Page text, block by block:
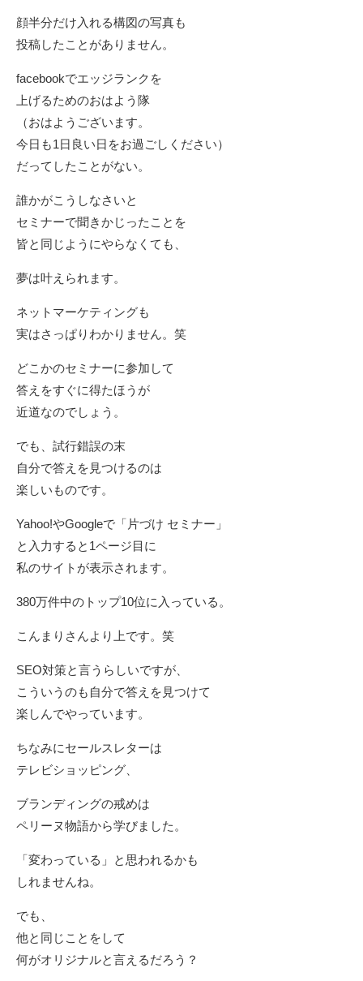
顔半分だけ入れる構図の写真も
投稿したことがありません。
facebookでエッジランクを
上げるためのおはよう隊
（おはようございます。
今日も1日良い日をお過ごしください）
だってしたことがない。
誰かがこうしなさいと
セミナーで聞きかじったことを
皆と同じようにやらなくても、
夢は叶えられます。
ネットマーケティングも
実はさっぱりわかりません。笑
どこかのセミナーに参加して
答えをすぐに得たほうが
近道なのでしょう。
でも、試行錯誤の末
自分で答えを見つけるのは
楽しいものです。
Yahoo!やGoogleで「片づけ セミナー」
と入力すると1ページ目に
私のサイトが表示されます。
380万件中のトップ10位に入っている。
こんまりさんより上です。笑
SEO対策と言うらしいですが、
こういうのも自分で答えを見つけて
楽しんでやっています。
ちなみにセールスレターは
テレビショッピング、
ブランディングの戒めは
ペリーヌ物語から学びました。
「変わっている」と思われるかも
しれませんね。
でも、
他と同じことをして
何がオリジナルと言えるだろう？